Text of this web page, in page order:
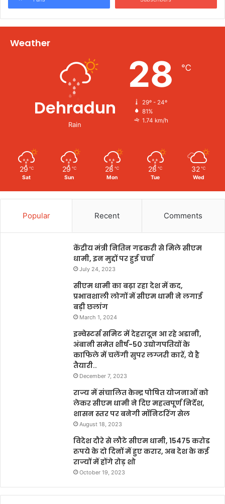
Weather
Dehradun
Rain
28 ℃
29º - 24º
81%
1.74 km/h
29 ℃
Sat
29 ℃
Sun
28 ℃
Mon
28 ℃
Tue
32 ℃
Wed
Popular Recent Comments
केंद्रीय मंत्री नितिन गडकरी से मिले सीएम
धामी, इन मुद्दों पर हुई चर्चा
July 24, 2023
सीएम धामी का बढ़ा रहा देश में कद,
प्रभावशाली लोगों में सीएम धामी ने लगाई
बड़ी छलांग
March 1, 2024
इन्वेस्टर्स समिट में देहरादून आ रहे अडानी,
अंबानी समेत शीर्ष-50 उद्योगपतियों के
काफिले में चलेंगी सुपर लग्जरी कारें, ये है
तैयारी..
December 7, 2023
राज्य में संचालित केन्द्र पोषित योजनाओं को
लेकर सीएम धामी ने दिए महत्वपूर्ण निर्देश,
शासन स्तर पर बनेगी मॉनिटरिंग सेल
August 18, 2023
विदेश दौरे से लौटे सीएम धामी, 15475 करोड
रुपये के दो दिनों में हुए करार, अब देश के कई
राज्यों में होंगे रोड़ शो
October 19, 2023